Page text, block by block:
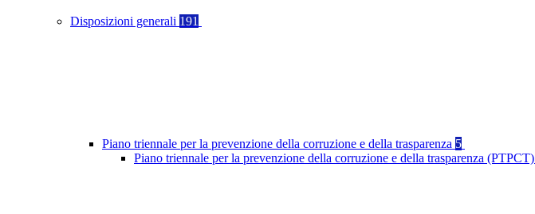
Disposizioni generali 191
Piano triennale per la prevenzione della corruzione e della trasparenza 5
Piano triennale per la prevenzione della corruzione e della trasparenza (PTPCT)